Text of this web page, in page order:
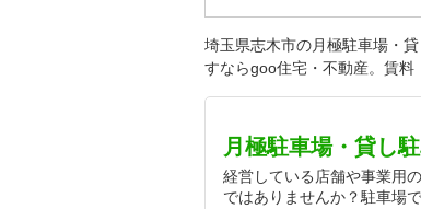
埼玉県志木市の月極駐車場・
すならgoo住宅・不動産。賃料
月極駐車場・貸し
経営している店舗や事業用
ではありませんか？駐車場